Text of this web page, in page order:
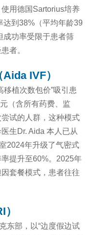
用德国Sartorius培养
到38%（平均年龄39
成功率受限于患者筛
者。
IVF）
移植次数包价”吸引患
（含所有药费、监
试的人群，这种模式
生Dr. Aida 本人已从
2024年升级了气密式
提升至60%。2025年
套餐模式，患者往往
东部，以“边度假边试